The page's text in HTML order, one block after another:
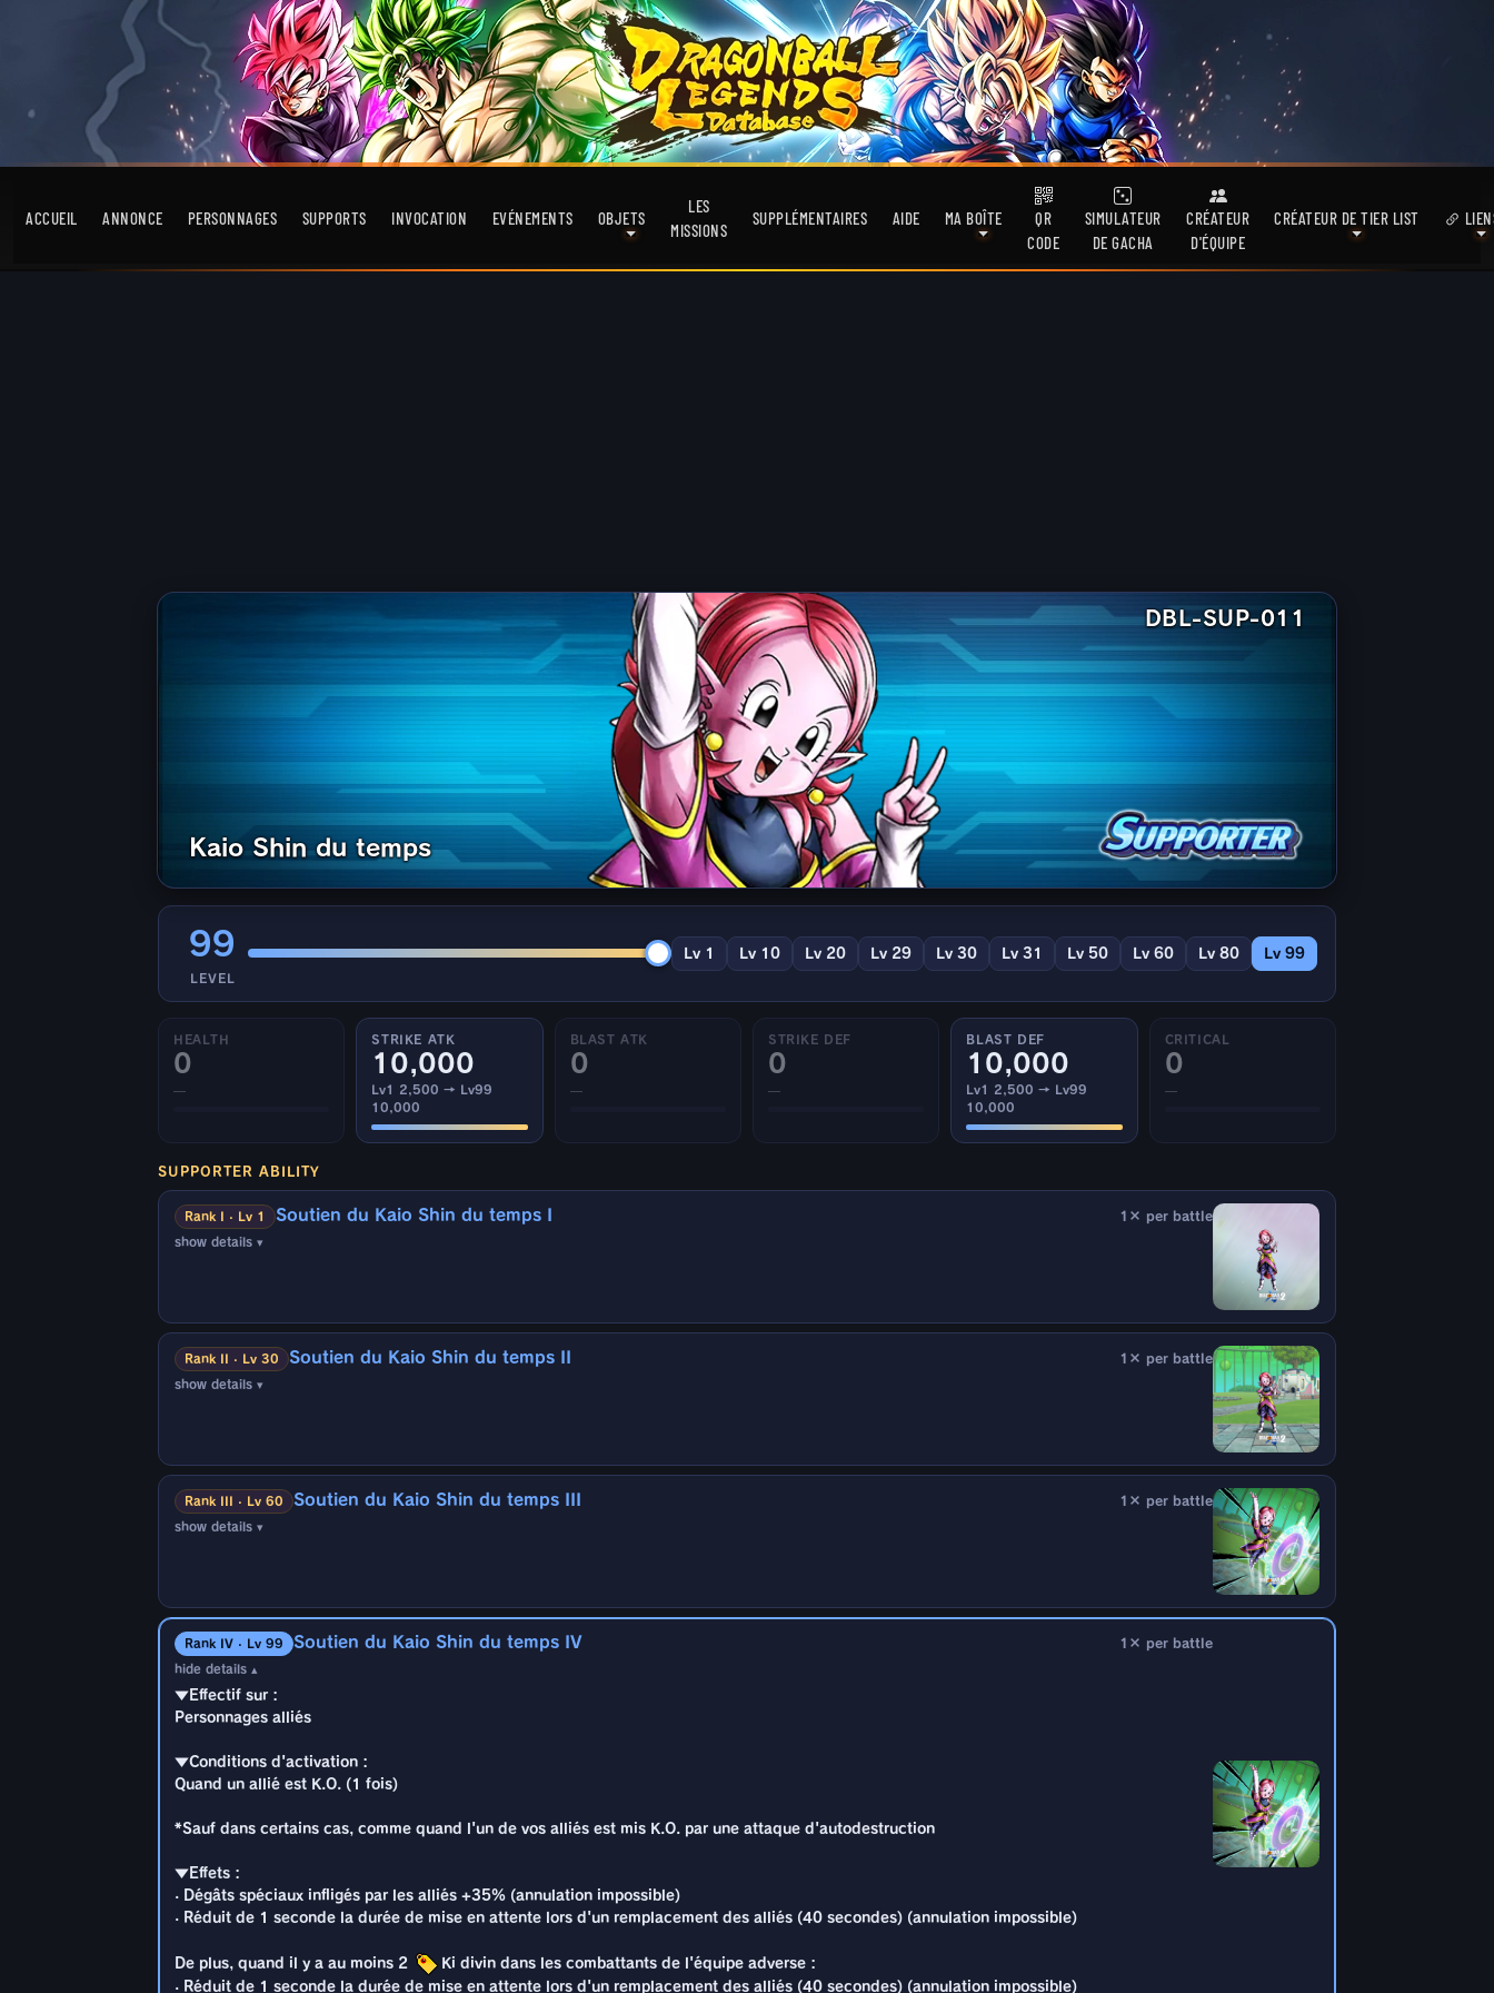
ACCUEIL ANNONCE PERSONNAGES SUPPORTS INVOCATION EVÉNEMENTS OBJETS
LES
MISSIONS
SUPPLÉMENTAIRES AIDE MA BOÎTE
QR
CODE
SIMULATEUR
DE GACHA
CRÉATEUR
D'ÉQUIPE
CRÉATEUR DE TIER LIST
Kaio Shin du temps
DBL-SUP-011
99
LEVEL
Lv 1 Lv 10 Lv 20 Lv 29 Lv 30 Lv 31 Lv 50 Lv 60 Lv 80 Lv 99
HEALTH
0
—
STRIKE ATK
10,000
Lv1 2,500 → Lv99
10,000
BLAST ATK
0
—
STRIKE DEF
0
—
BLAST DEF
10,000
Lv1 2,500 → Lv99
10,000
CRITICAL
0
—
SUPPORTER ABILITY
Rank I · Lv 1 Soutien du Kaio Shin du temps I 1× per battle
show details ▾
▼Conditions d'activation :
Quand un allié est K.O. (1 fois)
· Réduit de 1 seconde la durée de mise en attente lors d'un remplacement des alliés (20 secondes)
De plus, quand il y a au moins 2
Ki divin dans les combattants de l'équipe adverse :
Rank II · Lv 30 Soutien du Kaio Shin du temps II 1× per battle
show details ▾
▼Conditions d'activation :
Quand un allié est K.O. (1 fois) :
· Dégâts spéciaux infligés par les alliés +30% (annulation impossible)
· Réduit de 1 seconde la durée de mise en attente lors d'un remplacement des alliés (30 secondes) (annulation impossible)
De plus, quand il y a au moins 2
· Réduit de 1 seconde la durée de mise en attente lors d'un remplacement des alliés (30 secondes) (annulation impossible)
Rank III · Lv 60 Soutien du Kaio Shin du temps III 1× per battle
show details ▾
▼Conditions d'activation :
Quand un allié est K.O. (1 fois)
*Sauf dans certains cas, comme quand l'un de vos alliés est mis K.O. par une attaque d'autodestruction
· Dégâts spéciaux infligés par les alliés +33% (annulation impossible)
· Réduit de 1 seconde la durée de mise en attente lors d'un remplacement des alliés (35 secondes) (annulation impossible)
De plus, quand il y a au moins 2
Ki divin dans les combattants de l'équipe adverse :
Rank IV · Lv 99 Soutien du Kaio Shin du temps IV 1× per battle
hide details ▴
▼Effectif sur :
Personnages alliés
▼Conditions d'activation :
Quand un allié est K.O. (1 fois)
*Sauf dans certains cas, comme quand l'un de vos alliés est mis K.O. par une attaque d'autodestruction
▼Effets :
· Dégâts spéciaux infligés par les alliés +35% (annulation impossible)
· Réduit de 1 seconde la durée de mise en attente lors d'un remplacement des alliés (40 secondes) (annulation impossible)
De plus, quand il y a au moins 2
Ki divin dans les combattants de l'équipe adverse :
· Réduit de 1 seconde la durée de mise en attente lors d'un remplacement des alliés (40 secondes) (annulation impossible)